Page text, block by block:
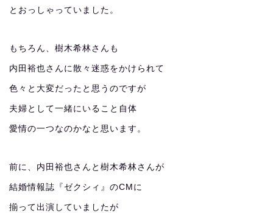
とおっしゃっていました。
もちろん、樹木希林さんも
内田裕也さんに散々迷惑をかけられて
色々と大変だったと思うのですが
夫婦として一緒にいること自体
愛情の一つなのかなと思います。
前に、内田裕也さんと樹木希林さんが
結婚情報誌『ゼクシィ』のCMに
揃って出演していましたが